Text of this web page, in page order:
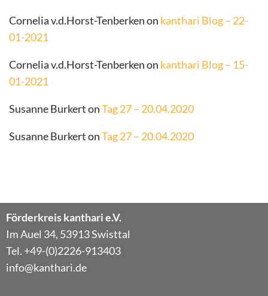
Cornelia v.d.Horst-Tenberkenon kanthari Blog – 22-
01-2021
Cornelia v.d.Horst-Tenberkenon kanthari Blog – 15-
01-2021
Susanne BurkertonTag 27 – 20.04.2020
Susanne BurkertonTag 27 – 20.04.2020
Förderkreis kanthari e.V.
Im Auel 34, 53913 Swisttal
Tel. +49-(0)2226-913403
info@kanthari.de